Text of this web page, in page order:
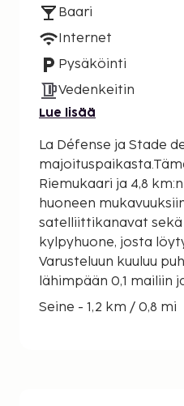
Baari
Internet
Pysäköinti
Vedenkeitin
Lue lisää
La Défense ja Stade
Riemukaari ja 4,8
huoneen
satelliittikanavat
kylpyhuone, josta
Varusteluun kuuluu
lähimpään 0,1 mailiin
Seine - 1,2 km / 0,8 mi